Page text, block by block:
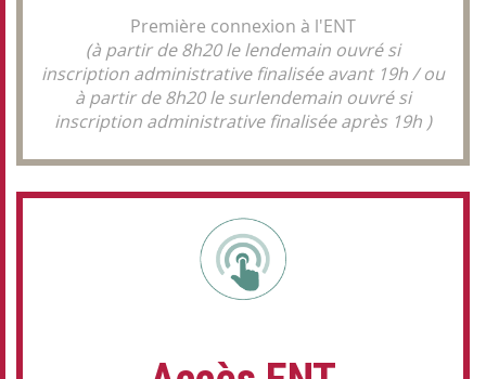
Première connexion à l'ENT
(à partir de 8h20 le lendemain ouvré si
inscription administrative finalisée avant 19h / ou
à partir de 8h20 le surlendemain ouvré si
inscription administrative finalisée après 19h )